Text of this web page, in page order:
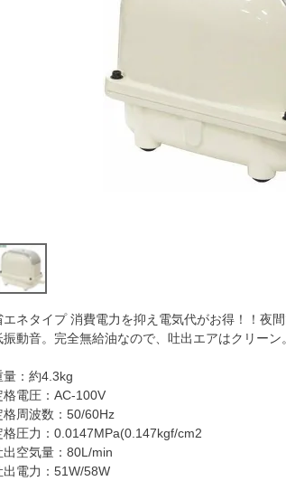
エネタイプ 消費電力を抑え電気代がお得！！夜
振動音。完全無給油なので、吐出エアはクリーン
量：約4.3kg
格電圧：AC-100V
格周波数：50/60Hz
格圧力：0.0147MPa(0.147kgf/cm2
出空気量：80L/min
出電力：51W/58W